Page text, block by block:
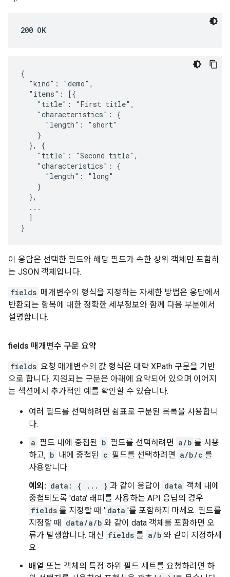
200 OK
{
  "kind": "demo",
  "items": [{
    "title": "First title",
    "characteristics": {
      "length": "short"
    }
  }, {
    "title": "Second title",
    "characteristics": {
      "length": "long"
    }
  },
  ...
  ]
}
이 응답은 선택한 필드와 해당 필드가 속한 상위 객체만 포함하
는 JSON 객체입니다.
fields 매개변수의 형식을 지정하는 자세한 방법은 응답에서
반환되는 항목에 대한 정확한 세부정보와 함께 다음 부분에서
설명합니다.
fields 매개변수 구문 요약
fields 요청 매개변수의 값 형식은 대략 XPath 구문을 기반
으로 합니다. 지원되는 구문은 아래에 요약되어 있으며 이어지
는 섹션에서 추가적인 예를 확인할 수 있습니다.
여러 필드를 선택하려면 쉼표로 구분된 목록을 사용합니
다.
a 필드 내에 중첩된 b 필드를 선택하려면 a/b 를 사용
하고, b 내에 중첩된 c 필드를 선택하려면 a/b/c 를
사용합니다.
예외: data: { ... } 과 같이 응답이 data 객체 내에
중첩되도록 'data' 래퍼를 사용하는 API 응답의 경우
fields 를 지정할 때 ' data '를 포함하지 마세요. 필드를
지정할 때
data/a/b 와 같이 data 객체를 포함하면 오
류가 발생합니다. 대신 fields 를 a/b 와 같이 지정하세
요.
배열 또는 객체의 특정 하위 필드 세트를 요청하려면 하